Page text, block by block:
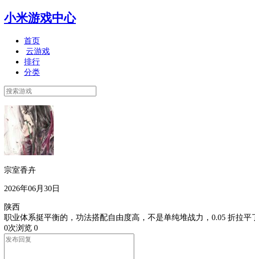
小米游戏中心
首页
云游戏
排行
分类
宗室香卉
2026年06月30日
陕西
职业体系挺平衡的，功法搭配自由度高，不是单纯堆战力，0.05 折拉
0次浏览 0